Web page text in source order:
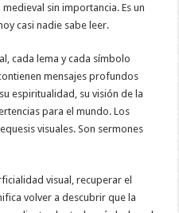
sin importancia. Es un
casi nadie sabe leer.
cada lema y cada símbolo
mensajes profundos
espiritualidad, su visión de la
para el mundo. Los
visuales. Son sermones
visual, recuperar el
volver a descubrir que la